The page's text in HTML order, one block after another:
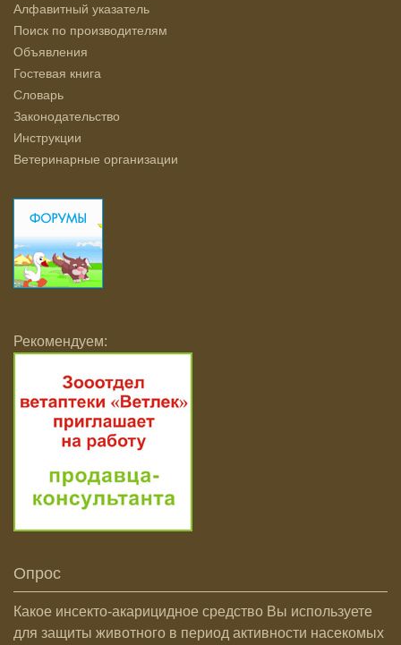
Алфавитный указатель
Поиск по производителям
Объявления
Гостевая книга
Словарь
Законодательство
Инструкции
Ветеринарные организации
Рекомендуем:
Опрос
Какое инсекто-акарицидное средство Вы используете
для защиты животного в период активности насекомых